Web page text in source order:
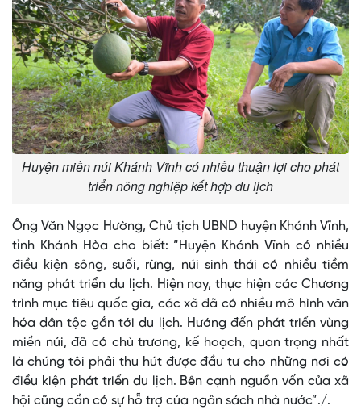
Huyện miền núi Khánh Vĩnh có nhiều thuận lợi cho phát
triển nông nghiệp kết hợp du lịch
Ông Văn Ngọc Hường, Chủ tịch UBND huyện Khánh Vĩnh,
tỉnh Khánh Hòa cho biết: “Huyện Khánh Vĩnh có nhiều
điều kiện sông, suối, rừng, núi sinh thái có nhiều tiềm
năng phát triển du lịch. Hiện nay, thực hiện các Chương
trình mục tiêu quốc gia, các xã đã có nhiều mô hình văn
hóa dân tộc gắn tới du lịch. Hướng đến phát triển vùng
miền núi, đã có chủ trương, kế hoạch, quan trọng nhất
là chúng tôi phải thu hút được đầu tư cho những nơi có
điều kiện phát triển du lịch. Bên cạnh nguồn vốn của xã
hội cũng cần có sự hỗ trợ của ngân sách nhà nước”./.